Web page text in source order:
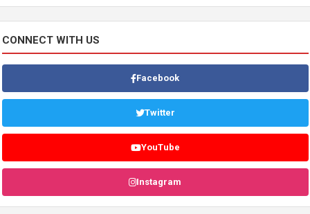
CONNECT WITH US
Facebook
Twitter
YouTube
Instagram